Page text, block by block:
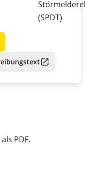
(SPDT)
PDF.